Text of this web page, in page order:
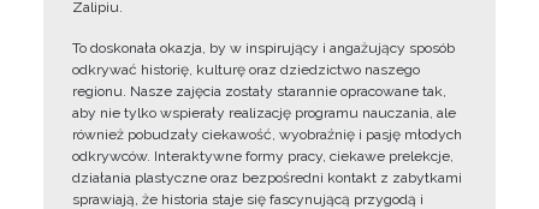
Zalipiu.
To doskonała okazja, by w inspirujący i angażujący sposób
odkrywać historię, kulturę oraz dziedzictwo naszego
regionu. Nasze zajęcia zostały starannie opracowane tak,
aby nie tylko wspierały realizację programu nauczania, ale
również pobudzały ciekawość, wyobraźnię i pasję młodych
odkrywców. Interaktywne formy pracy, ciekawe prelekcje,
działania plastyczne oraz bezpośredni kontakt z zabytkami
sprawiają, że historia staje się fascynującą przygodą i